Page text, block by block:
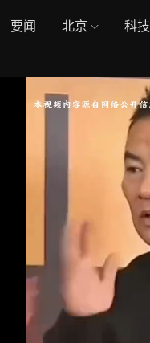
要闻 北京 科技